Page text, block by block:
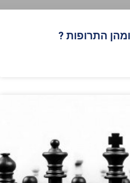
התרופות ?